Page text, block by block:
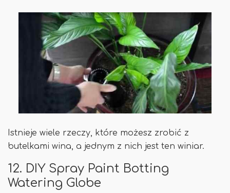
Istnieje wiele rzeczy, które możesz zrobić z
butelkami wina, a jednym z nich jest ten winiar.
12. DIY Spray Paint Botting
Watering Globe